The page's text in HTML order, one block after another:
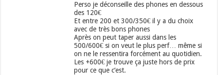
Perso je déconseille des phones en dessous
des 120€
Et entre 200 et 300/350€ il y a du choix
avec de très bons phones
Après on peut taper aussi dans les
500/600€ si on veut le plus perf… même si
on ne le ressentira forcément au quotidien.
Les +600€ je trouve ça juste hors de prix
pour ce que c’est.